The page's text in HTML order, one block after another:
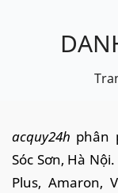
acquy24h phân
Sóc Sơn, Hà
Plus, Amaron,